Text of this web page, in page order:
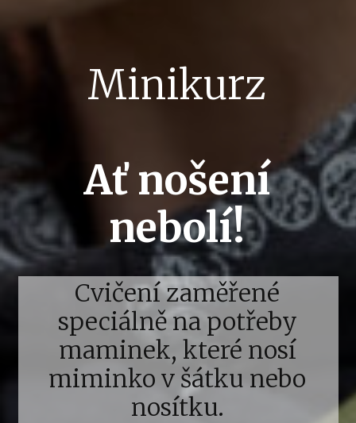
Minikurz
Ať nošení
nebolí!
Cvičení zaměřené
speciálně na potřeby
maminek, které nosí
miminko v šátku nebo
nosítku.